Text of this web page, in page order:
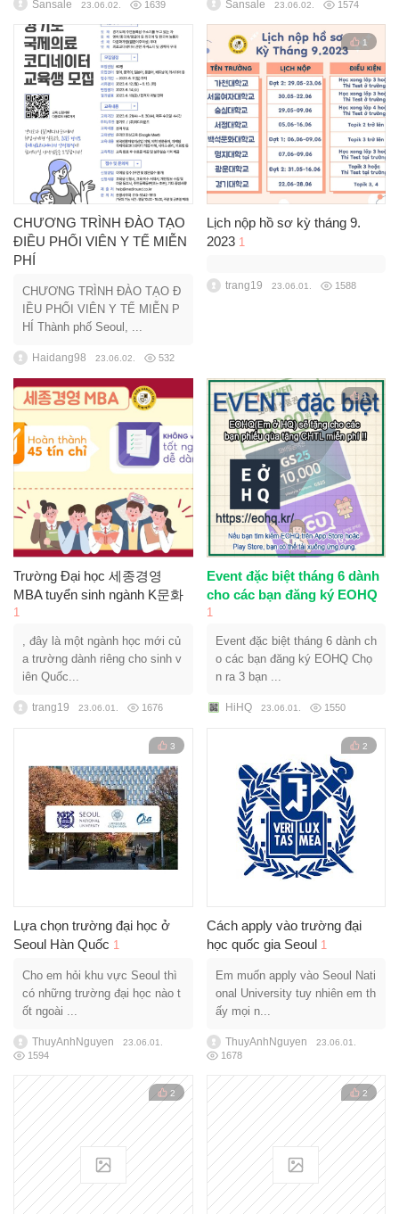
Sansale 23.06.02. 1639 Sansale 23.06.02. 1574
CHƯƠNG TRÌNH ĐÀO TẠO
ĐIỀU PHỐI VIÊN Y TẾ MIỄN
PHÍ
CHƯƠNG TRÌNH ĐÀO TẠO Đ
IỀU PHỐI VIÊN Y TẾ MIỄN P
HÍ Thành phố Seoul, ...
Haidang98 23.06.02. 532
1
Lịch nộp hồ sơ kỳ tháng 9.
2023 1
trang19 23.06.01. 1588
Trường Đại học 세종경영
MBA tuyển sinh ngành K문화
1
, đây là một ngành học mới củ
a trường dành riêng cho sinh v
iên Quốc...
trang19 23.06.01. 1676
1
Event đặc biệt tháng 6 dành
cho các bạn đăng ký EOHQ
1
Event đặc biệt tháng 6 dành ch
o các bạn đăng ký EOHQ Chọ
n ra 3 bạn ...
HiHQ 23.06.01. 1550
3
Lựa chọn trường đại học ở
Seoul Hàn Quốc 1
Cho em hỏi khu vực Seoul thì
có những trường đại học nào t
ốt ngoài ...
ThuyAnhNguyen 23.06.01.
1594
2
Cách apply vào trường đại
học quốc gia Seoul 1
Em muốn apply vào Seoul Nati
onal University tuy nhiên em th
ấy mọi n...
ThuyAnhNguyen 23.06.01.
1678
2 2